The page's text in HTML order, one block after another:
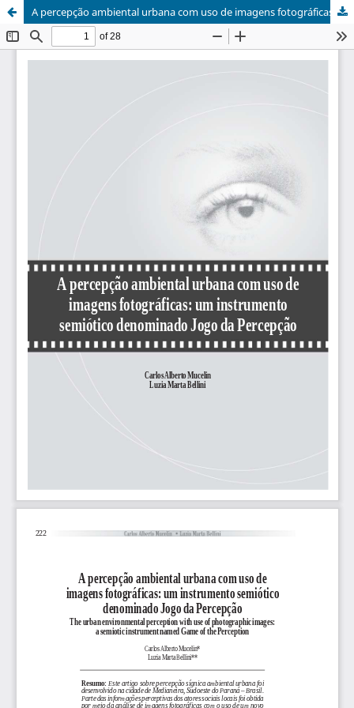
A percepção ambiental urbana com uso de imagens fotográficas: um instrumento semiótico denominado Jogo da Percepção